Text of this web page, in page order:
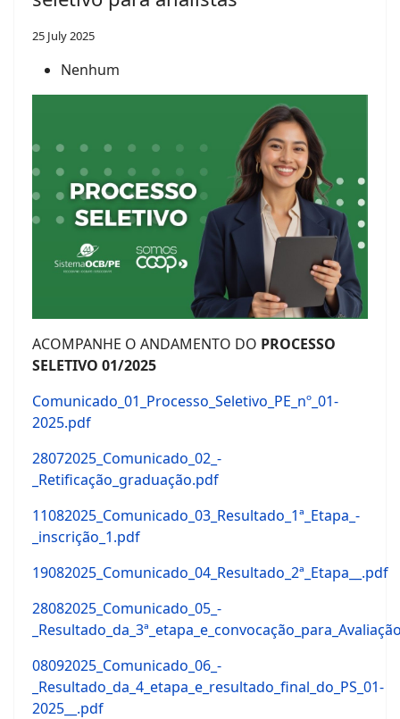
25 July 2025
Nenhum
ACOMPANHE O ANDAMENTO DO PROCESSO
SELETIVO 01/2025
Comunicado_01_Processo_Seletivo_PE_nº_01-
2025.pdf
28072025_Comunicado_02_-
_Retificação_graduação.pdf
11082025_Comunicado_03_Resultado_1ª_Etapa_-
_inscrição_1.pdf
19082025_Comunicado_04_Resultado_2ª_Etapa__.pdf
28082025_Comunicado_05_-
08092025_Comunicado_06_-
_Resultado_da_4_etapa_e_resultado_final_do_PS_01-
2025__.pdf